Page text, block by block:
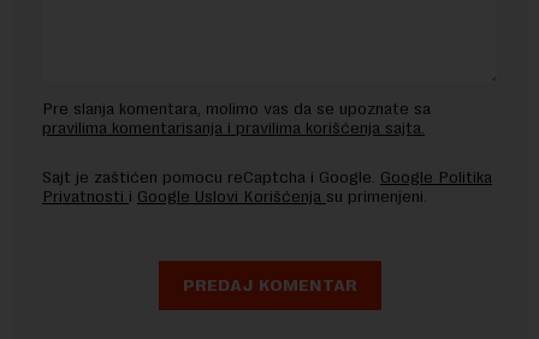
Pre slanja komentara, molimo vas da se upoznate sa
pravilima komentarisanja i pravilima korišćenja sajta.
Sajt je zaštićen pomocu reCaptcha i Google. Google Politika
Privatnosti i Google Uslovi Korišćenja su primenjeni.